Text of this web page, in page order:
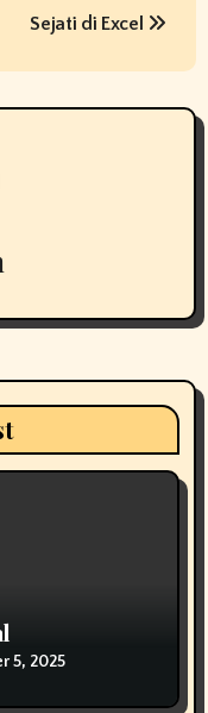
Sejati di Excel
5, 2025